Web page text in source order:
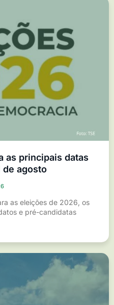
as principais datas
de agosto
as eleições de 2026, os
e pré-candidatas